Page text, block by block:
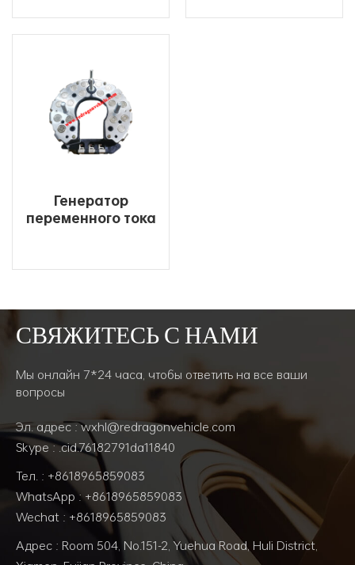
температуры
давления
ЧИТАТЬ ДАЛЕЕ
продажи
Генератор
переменного тока
выпрямителя Цена
ЧИТАТЬ ДАЛЕЕ
СВЯЖИТЕСЬ С НАМИ
Мы онлайн 7*24 часа, чтобы ответить на все ваши
вопросы
Эл. адрес : wxhl@redragonvehicle.com
Skype : .cid.76182791da11840
Тел. : +8618965859083
WhatsApp : +8618965859083
Wechat : +8618965859083
Адрес : Room 504, No.151-2, Yuehua Road, Huli District,